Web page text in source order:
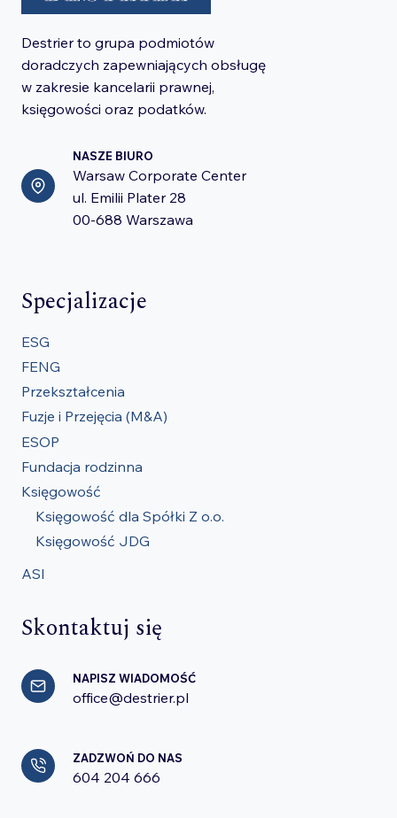
Destrier to grupa podmiotów
doradczych zapewniających obsługę
w zakresie kancelarii prawnej,
księgowości oraz podatków.
NASZE BIURO
Warsaw Corporate Center
ul. Emilii Plater 28
00-688 Warszawa
Specjalizacje
ESG
FENG
Przekształcenia
Fuzje i Przejęcia (M&A)
ESOP
Fundacja rodzinna
Księgowość
Księgowość dla Spółki Z o.o.
Księgowość JDG
ASI
Skontaktuj się
NAPISZ WIADOMOŚĆ
office@destrier.pl
ZADZWOŃ DO NAS
604 204 666